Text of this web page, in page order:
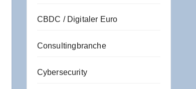
CBDC / Digitaler Euro
Consultingbranche
Cybersecurity